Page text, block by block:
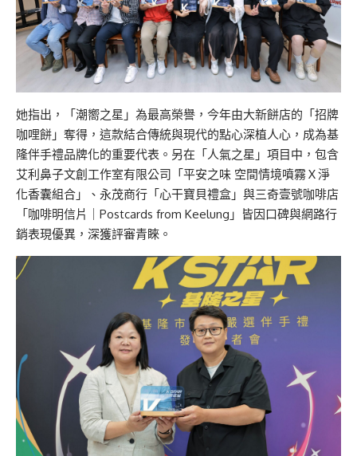
她指出，「潮嚮之星」為最高榮譽，今年由大新餅店的「招牌
咖哩餅」奪得，這款結合傳統與現代的點心深植人心，成為基
隆伴手禮品牌化的重要代表。另在「人氣之星」項目中，包含
艾利鼻子文創工作室有限公司「平安之味 空間情境噴霧Ｘ淨
化香囊組合」、永茂商行「心干寶貝禮盒」與三奇壹號咖啡店
「咖啡明信片｜Postcards from Keelung」皆因口碑與網路行
銷表現優異，深獲評審青睞。